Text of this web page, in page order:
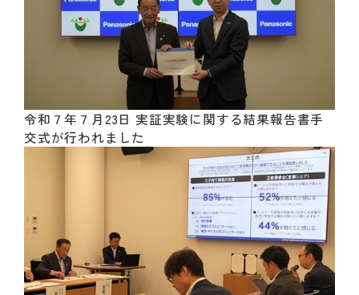
令和７年７月23日 実証実験に関する結果報告書手
交式が行われました